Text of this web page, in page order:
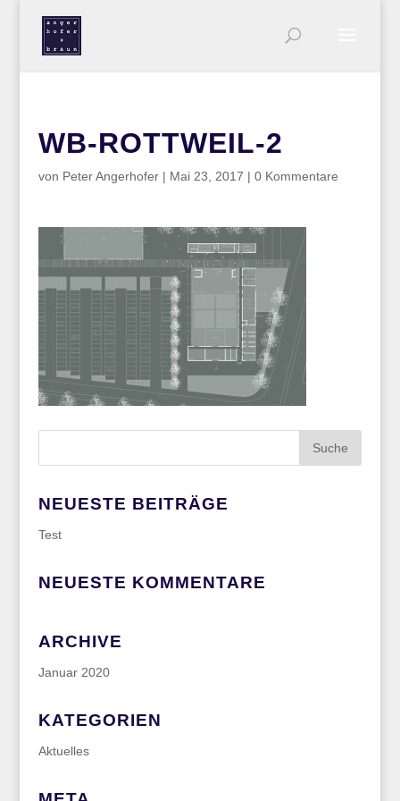
WB-ROTTWEIL-2
von Peter Angerhofer| Mai 23, 2017 | 0 Kommentare
NEUESTE BEITRÄGE
Test
NEUESTE KOMMENTARE
ARCHIVE
Januar 2020
KATEGORIEN
Aktuelles